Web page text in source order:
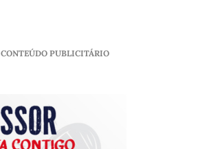
CONTEÚDO PUBLICITÁRIO